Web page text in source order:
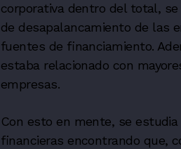
corporativa dentro del total,
de desapalancamiento de las
fuentes de financiamiento.
estaba relacionado con
empresas.
Con esto en mente, se
financieras encontrando que,